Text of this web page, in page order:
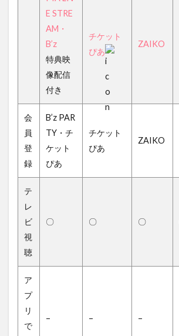
E STRE
AM・
B’z
特典映
像配信
付き
チケット
ぴあ
ZAIKO
会
員
登
録
B’z PAR
TY・チ
ケット
ぴあ
チケット
ぴあ
ZAIKO
テ
レ
ビ
視
聴
〇 〇 〇
ア
プ
リ
で
– – –